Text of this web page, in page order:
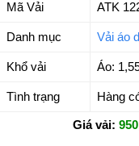
Mã Vải ATK
Danh mục Vải áo
Khổ vải Áo:
Tình trạng Hàng
Giá vải: